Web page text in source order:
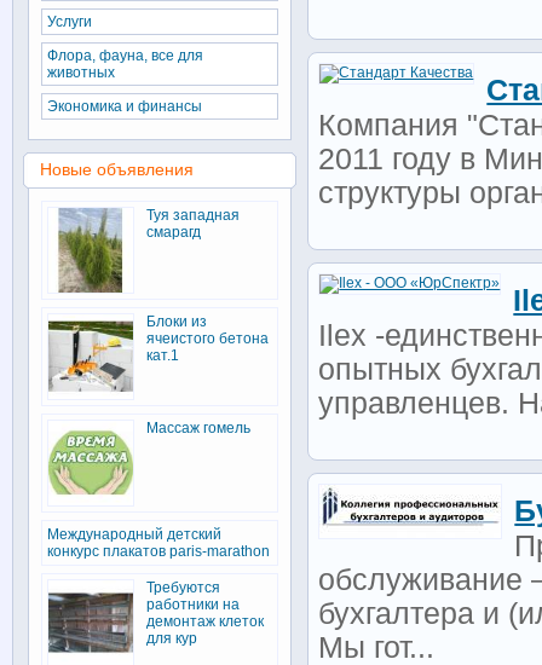
Компания
2011 году в
структуры
Ilex -
опытных
управленцев.
обслуживание
бухгалтера и
Мы гот...
Услуги
Флора, фауна, все для
животных
Экономика и финансы
Новые объявления
Туя западная
смарагд
Блоки из
ячеистого бетона
кат.1
Массаж гомель
Международный детский
конкурс плакатов paris-marathon
Требуются
работники на
демонтаж клеток
для кур